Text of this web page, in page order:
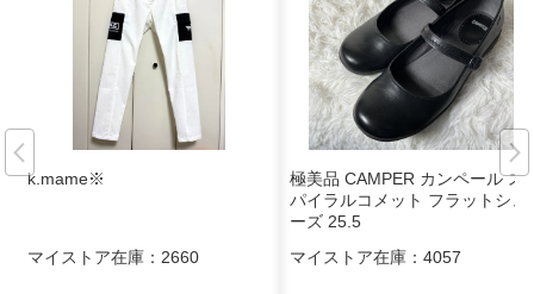
k.mame※
マイストア在庫： 2660
極美品 CAMPER カンペール ス
パイラルコメット フラットシュ
ーズ 25.5
マイストア在庫： 4057